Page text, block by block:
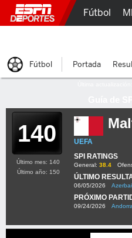
140
UEFA
SPI RATINGS
General: 38.4
ÚLTIMO
06/05/2026
PRÓXIMO
09/24/2026 Andorra
Último mes: 140
Último año: 150
Fútbol
Fútbol Portada